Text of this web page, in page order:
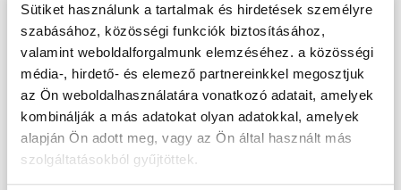
Sütiket használunk a tartalmak és hirdetések személyre
szabásához, közösségi funkciók biztosításához,
valamint weboldalforgalmunk elemzéséhez. a közösségi
média-, hirdető- és elemező partnereinkkel megosztjuk
az Ön weboldalhasználatára vonatkozó adatait, amelyek
kombinálják a más adatokat olyan adatokkal, amelyek
alapján Ön adott meg, vagy az Ön által használt más
szolgáltatásokból gyűjtöttek.
Töltsd ki adatlapunkat,
hogy eljuttathassuk Hozzád
INGYENES és MINDEN
KÖTELEZETTSÉGTŐL
MENTES tájékoztató
anyagunkat!